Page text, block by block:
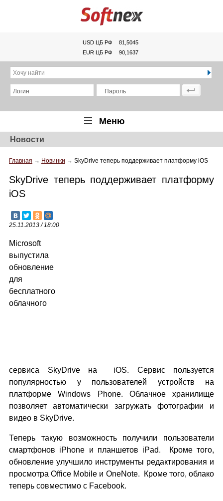
USD ЦБ РФ
81,5045
EUR ЦБ РФ
90,1637
Хочу найти
Логин Пароль
Меню
Главная
Обзоры
Новости
Новинки
Статьи
Новости
Главная → Новинки → SkyDrive теперь поддерживает платформу iOS
SkyDrive теперь поддерживает платформу
iOS
25.11.2013 / 18:00
Microsoft
выпустила
обновление
для
бесплатного
облачного
сервиса SkyDrive на iOS. Сервис пользуется
популярностью у пользователей устройств на
платформе Windows Phone. Облачное хранилище
позволяет автоматически загружать фотографии и
видео в SkyDrive.
Теперь такую возможность получили пользователи
смартфонов iPhone и планшетов iPad. Кроме того,
обновление улучшило инструменты редактирования и
просмотра Office Mobile и OneNote. Кроме того, облако
теперь совместимо с Facebook.